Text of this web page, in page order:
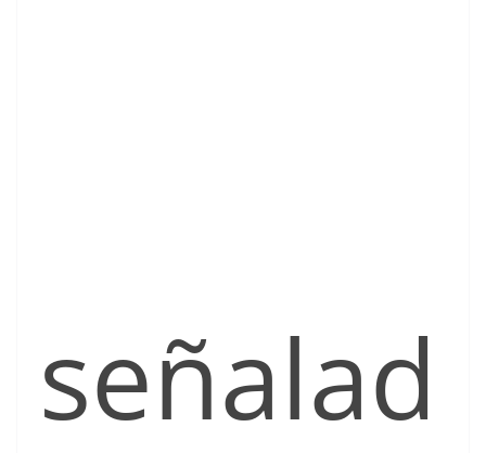
señalad